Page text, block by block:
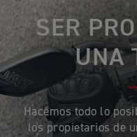
SER
UNA
Hacemos todo lo
los propietarios de